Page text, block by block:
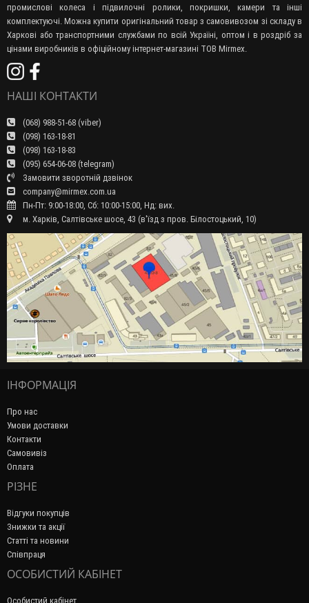
промислові колеса і підвилочні ролики, покришки, камери та інші
комплектуючі. Можна купити оригінальний товар з самовивозом зі складу в
Харкові або транспортними службами по всій Україні, оптом і в роздріб за
цінами виробників в офіційному інтернет-магазині ТОВ Mirmex.
НАШІ КОНТАКТИ
(068) 988-51-68 (viber)
(098) 163-18-81
(098) 163-18-83
(095) 654-06-08 (telegram)
Замовити зворотній дзвінок
company@mirmex.com.ua
Пн-Пт: 9:00-18:00, Сб: 10:00-15:00, Нд: вих.
м. Харків, Салтівське шосе, 43 (в'їзд з пров. Білостоцький, 10)
ІНФОРМАЦІЯ
Про нас
Умови доставки
Контакти
Самовивіз
Оплата
РІЗНЕ
Відгуки покупців
Знижки та акції
Статті та новини
Співпраця
ОСОБИСТИЙ КАБІНЕТ
Особистий кабінет